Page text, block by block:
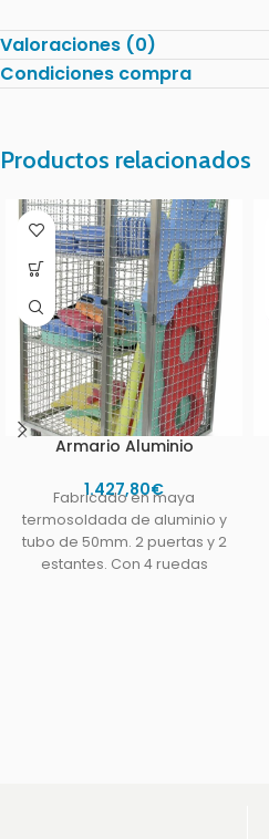
Valoraciones (0)
Condiciones compra
Productos relacionados
Armario Aluminio
1.427,80€
Fabricado en maya
termosoldada de aluminio y
tubo de 50mm. 2 puertas y 2
estantes. Con 4 ruedas